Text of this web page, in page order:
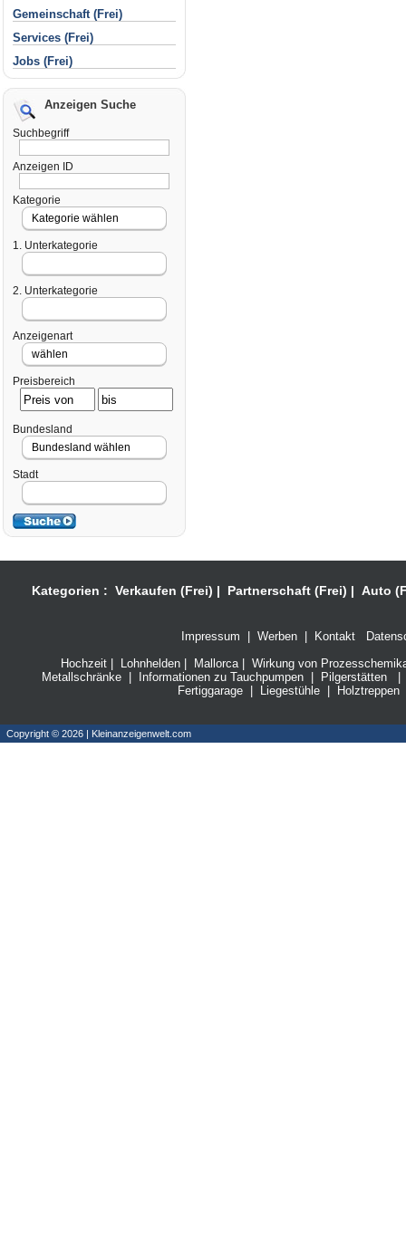
Gemeinschaft (Frei)
Services (Frei)
Jobs (Frei)
Anzeigen Suche
Suchbegriff
Anzeigen ID
Kategorie
1. Unterkategorie
2. Unterkategorie
Anzeigenart
Preisbereich
Bundesland
Stadt
Kategorien : Verkaufen (Frei) | Partnerschaft (Frei) | Auto
Impressum Werben Kontakt
Hochzeit
Lohnhelden Mallorca
Wirkung von
Metallschränke
Informationen zu Tauchpumpen Pilgerstätten
Fertiggarage
Liegestühle Holztreppen
Copyright © 2026 | Kleinanzeigenwelt.com